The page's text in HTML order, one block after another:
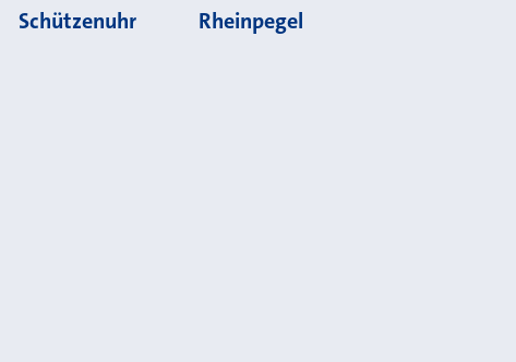
Schützenuhr Rheinpegel